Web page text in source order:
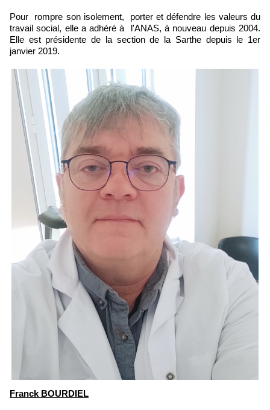
Pour rompre son isolement, porter et défendre les valeurs du
travail social, elle a adhéré à l'ANAS, à nouveau depuis 2004.
Elle est présidente de la section de la Sarthe depuis le 1er
janvier 2019.
Franck BOURDIEL